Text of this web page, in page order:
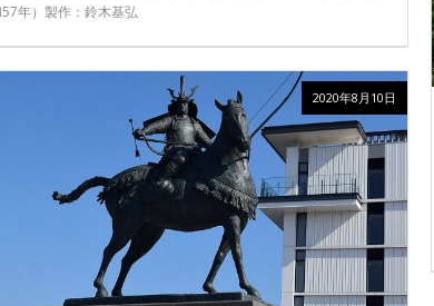
年）製作：鈴木基弘
2020年8月10日